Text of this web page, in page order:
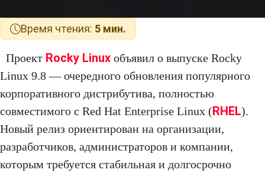
Время чтения: 5 мин.
Проект Rocky Linux объявил о выпуске Rocky
Linux 9.8 — очередного обновления популярного
корпоративного дистрибутива, полностью
совместимого с Red Hat Enterprise Linux (RHEL).
Новый релиз ориентирован на организации,
разработчиков, администраторов и компании,
которым требуется стабильная и долгосрочно